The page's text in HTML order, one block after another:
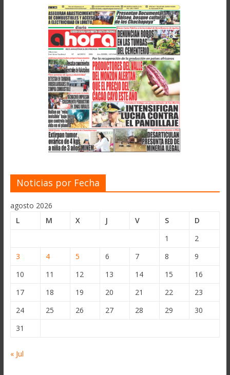
Noticias por Fecha
agosto 2026
L
M X J V S
D
1
2
3
4 5 6 7 8
9
10
11 12 13 14 15
16
17
18 19 20 21 22
23
24
25 26 27 28 29
30
31
« Jul